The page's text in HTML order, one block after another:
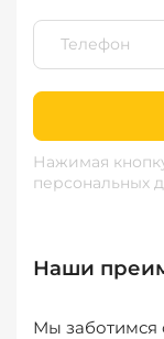
Нажимая
персональных
Наши
Мы заботимся